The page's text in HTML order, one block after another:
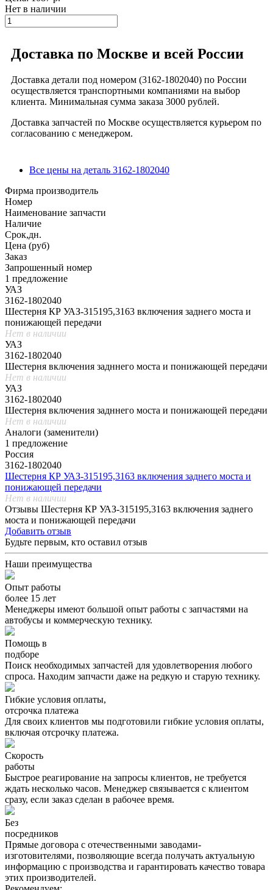
Нет в наличии
Доставка по Москве и всей России
Доставка детали под номером (3162-1802040) по России
осуществляется транспортными компаниями на выбор
клиента. Минимальная сумма заказа 3000 рублей.
Доставка запчастей по Москве осуществляется курьером по
согласованию с менеджером.
Все цены на деталь 3162-1802040
Фирма производитель
Номер
Наименование запчасти
Наличие
Срок,дн.
Цена (руб)
Заказ
Запрошенный номер
1 предложение
УАЗ
3162-1802040
Шестерня КР УАЗ-315195,3163 включения заднего моста и
понижающей передачи
Нет в наличии
УАЗ
3162-1802040
Шестерня включения задннего моста и понижающей передачи
Нет в наличии
УАЗ
3162-1802040
Шестерня включения задннего моста и понижающей передачи
Нет в наличии
Аналоги (заменители)
1 предложение
Россия
3162-1802040
Шестерня КР УАЗ-315195,3163 включения заднего моста и
понижающей передачи
Нет в наличии
Отзывы Шестерня КР УАЗ-315195,3163 включения заднего
моста и понижающей передачи
Добавить отзыв
Будьте первым, кто оставил отзыв
Наши преимущества
Опыт работы
более 15 лет
Менеджеры имеют большой опыт работы с запчастями на
автобусы и коммерческую технику.
Помощь в
подборе
Поиск необходимых запчастей для удовлетворения любого
спроса. Находим запчасти даже на редкую и старую технику.
Гибкие условия оплаты,
отсрочка платежа
Для своих клиентов мы подготовили гибкие условия оплаты,
включая отсрочку платежа.
Скорость
работы
Быстрое реагирование на запросы клиентов, не требуется
ждать несколько часов. Менеджер связывается с клиентом
сразу, если заказ сделан в рабочее время.
Без
посредников
Прямые договора с отечественными заводами-
изготовителями, позволяющие всегда получать актуальную
информацию с производства и гарантировать качество товара
этих производителей.